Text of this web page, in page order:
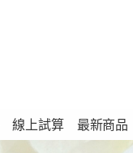
線上試算 最新商品